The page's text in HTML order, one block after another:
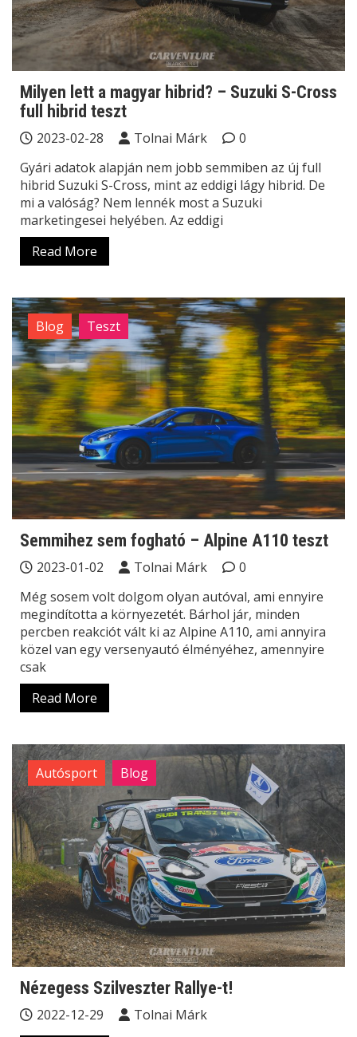
Milyen lett a magyar hibrid? – Suzuki S-Cross
full hibrid teszt
2023-02-28 Tolnai Márk
0
Gyári adatok alapján nem jobb semmiben az új full
hibrid Suzuki S-Cross, mint az eddigi lágy hibrid. De
mi a valóság? Nem lennék most a Suzuki
marketingesei helyében. Az eddigi
Read More
Blog Teszt
Semmihez sem fogható – Alpine A110 teszt
2023-01-02 Tolnai Márk
0
Még sosem volt dolgom olyan autóval, ami ennyire
megindította a környezetét. Bárhol jár, minden
percben reakciót vált ki az Alpine A110, ami annyira
közel van egy versenyautó élményéhez, amennyire
csak
Read More
Autósport Blog
Nézegess Szilveszter Rallye-t!
2022-12-29 Tolnai Márk